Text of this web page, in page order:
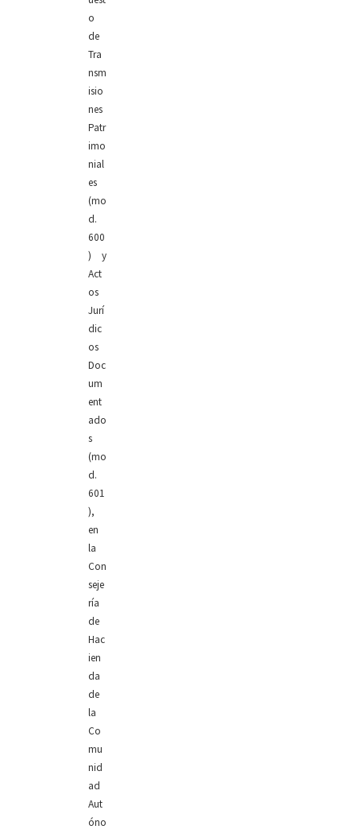
o
de
Tra
nsm
isio
nes
Patr
imo
nial
es
(mo
d.
600
) y
Act
os
Jurí
dic
os
Doc
um
ent
ado
s
(mo
d.
601
),
en
la
Con
seje
ría
de
Hac
ien
da
de
la
Co
mu
nid
ad
Aut
óno